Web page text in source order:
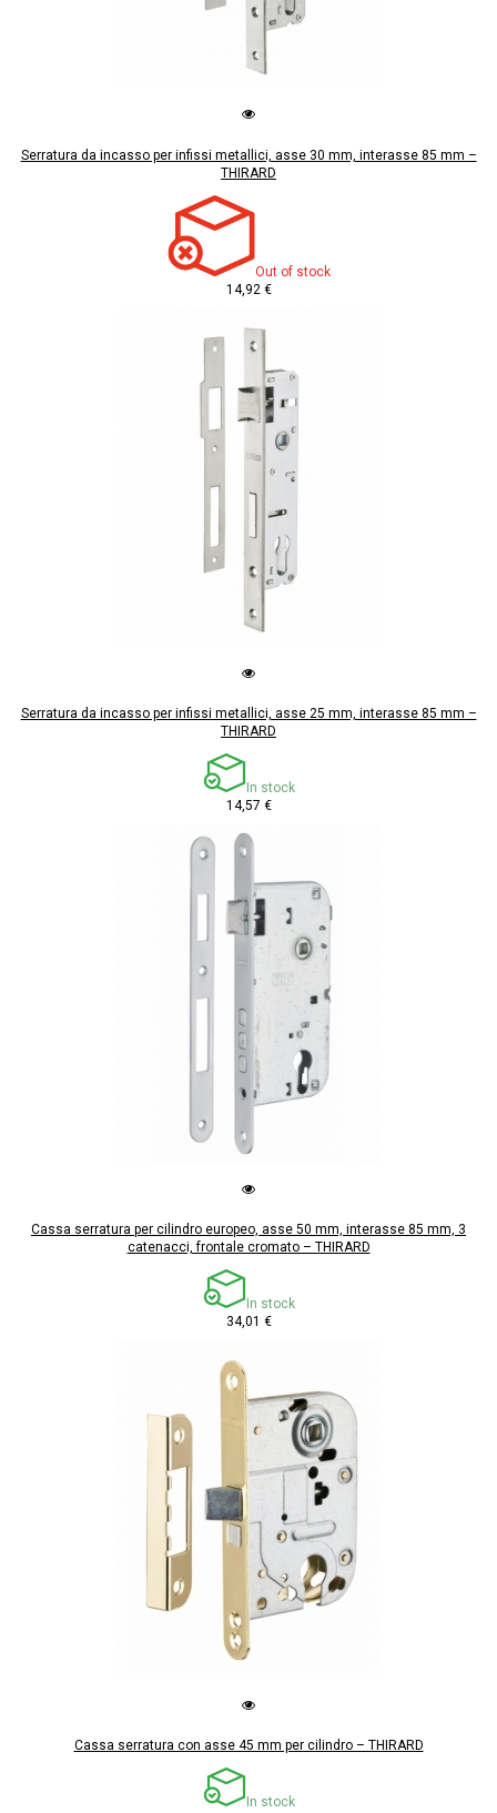
Serratura da incasso per infissi metallici, asse 30 mm, interasse 85 mm –
THIRARD
Out of stock
14,92 €
Serratura da incasso per infissi metallici, asse 25 mm, interasse 85 mm –
THIRARD
In stock
14,57 €
Cassa serratura per cilindro europeo, asse 50 mm, interasse 85 mm, 3
catenacci, frontale cromato – THIRARD
In stock
34,01 €
Cassa serratura con asse 45 mm per cilindro – THIRARD
In stock